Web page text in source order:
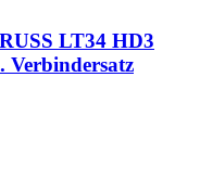
LT34 HD3
Verbindersatz